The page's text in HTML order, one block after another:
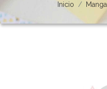
Inicio Manga